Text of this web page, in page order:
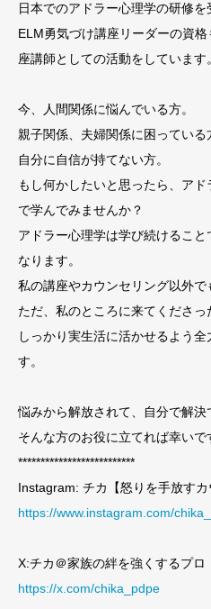
日本でのアドラー心理学の研修
ELM勇気づけ講座リーダーの資
座講師としての活動をしています。
今、人間関係に悩んでいる方。
親子関係、夫婦関係に困っている
自分に自信が持てない方。
もし何かしたいと思ったら、ア
で学んでみませんか？
アドラー心理学は学び続けること
なります。
私の講座やカウンセリング以外で
ただ、私のところに来てくださっ
しっかり実生活に活かせるよう
す。
悩みから解放されて、自分で解決
そんな方のお役に立てれば幸いで
**************************
Instagram: チカ【怒りを手放すカ
https://www.instagram.com/
X:チカ＠家族の絆を強くするプロ
https://x.com/chika_pdpe